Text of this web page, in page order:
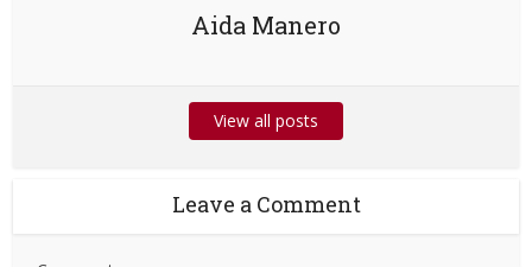
Aida Manero
View all posts
Leave a Comment